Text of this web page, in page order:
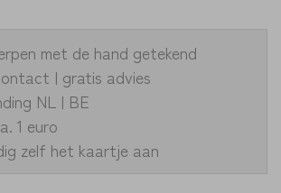
met de hand getekend
| gratis advies
NL | BE
1 euro
zelf het kaartje aan